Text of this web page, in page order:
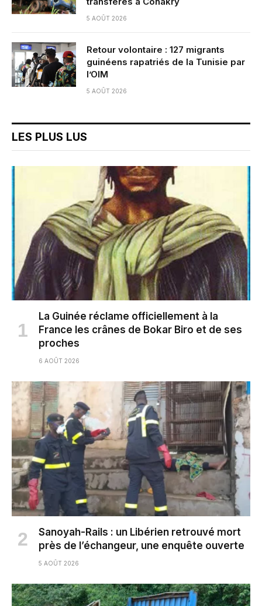
5 AOÛT 2026
Retour volontaire : 127 migrants
guinéens rapatriés de la Tunisie par
l’OIM
5 AOÛT 2026
LES PLUS LUS
La Guinée réclame officiellement à la
France les crânes de Bokar Biro et de ses
proches
6 AOÛT 2026
Sanoyah-Rails : un Libérien retrouvé mort
près de l’échangeur, une enquête ouverte
5 AOÛT 2026